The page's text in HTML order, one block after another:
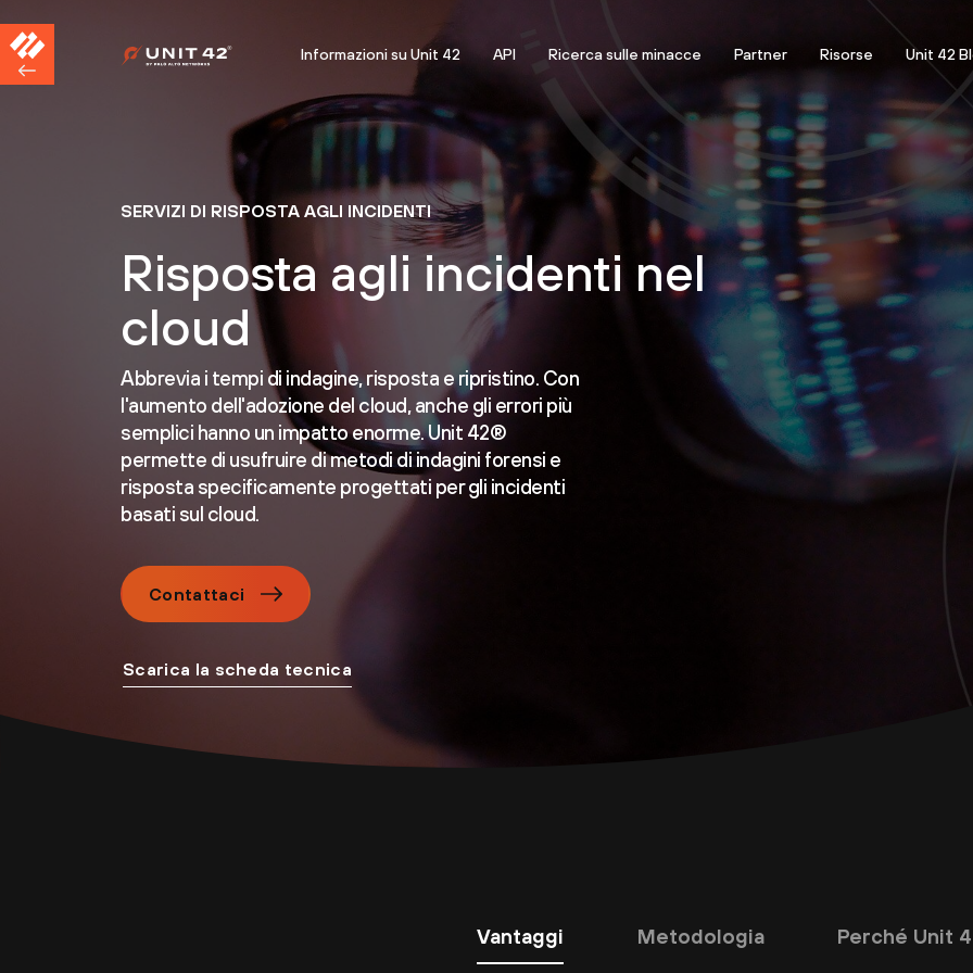
Informazioni su Unit 42 API Ricerca sulle minacce Partner Risorse Unit 42
SERVIZI DI RISPOSTA AGLI INCIDENTI
Risposta agli incidenti nel
cloud
Abbrevia i tempi di indagine, risposta e ripristino. Con
l'aumento dell'adozione del cloud, anche gli errori più
semplici hanno un impatto enorme. Unit 42®
permette di usufruire di metodi di indagini forensi e
risposta specificamente progettati per gli incidenti
basati sul cloud.
Contattaci
Scarica la scheda tecnica
Vantaggi Metodologia Perché Unit